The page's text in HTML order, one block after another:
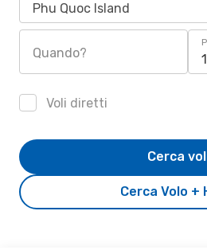
Phu Quoc Island
Quando?
Voli diretti
Cerca Volo +
Cerca